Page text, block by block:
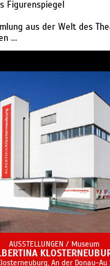
Figurenspiegel
aus der Welt des
...
AUSSTELLUNGEN / Museum
An der Donau-Au